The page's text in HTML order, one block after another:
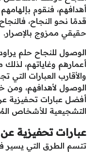
أهدافهم، فنقوم
قدمًا نحو النجاح،
حقيقي ممزوج بالإصرار.
الوصول للنجاح حلم
أعمارهم وغاياتهم،
والأقارب العبارات
الوصول لأهدافهم،
أفضل عبارات تحفيزية
التشجيعية للأشخاص
عبارات تحفيزية عن
تتسم الطرق التي يسير